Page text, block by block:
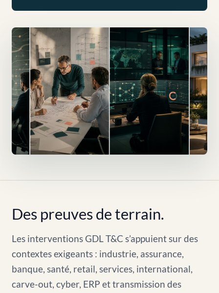
Des preuves de terrain.
Les interventions GDL T&C s’appuient sur des
contextes exigeants : industrie, assurance,
banque, santé, retail, services, international,
carve-out, cyber, ERP et transmission des